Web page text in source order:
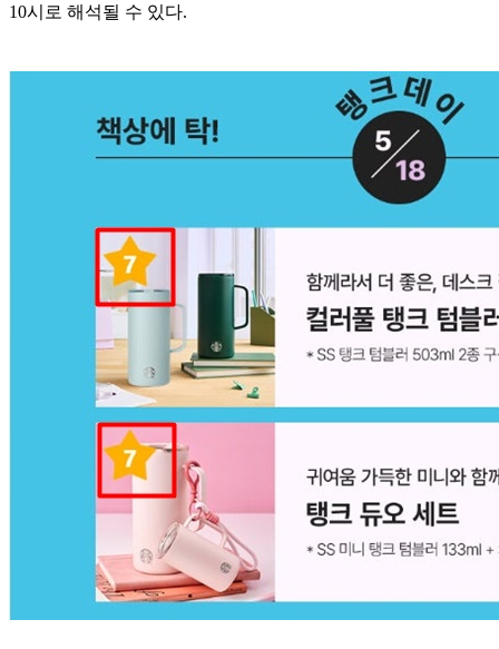
10시로 해석될 수 있다.